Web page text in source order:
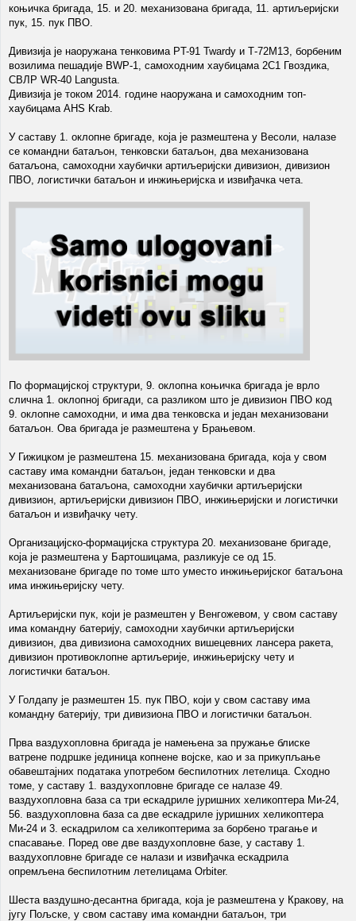
коњичка бригада, 15. и 20. механизована бригада, 11. артиљеријски
пук, 15. пук ПВО.
Дивизија је наоружана тенковима PT-91 Twardy и Т-72М1З, борбеним
возилима пешадије BWP-1, самоходним хаубицама 2С1 Гвоздика,
СВЛР WR-40 Langusta.
Дивизија је током 2014. године наоружана и самоходним топ-
хаубицама AHS Krab.
У саставу 1. оклопне бригаде, која је размештена у Весоли, налазе
се командни батаљон, тенковски батаљон, два механизована
батаљона, самоходни хаубички артиљеријски дивизион, дивизион
ПВО, логистички батаљон и инжињеријска и извиђачка чета.
По формацијској структури, 9. оклопна коњичка бригада је врло
слична 1. оклопној бригади, са разликом што је дивизион ПВО код
9. оклопне самоходни, и има два тенковска и један механизовани
батаљон. Ова бригада је размештена у Брањевом.
У Гижицком је размештена 15. механизована бригада, која у свом
саставу има командни батаљон, један тенковски и два
механизована батаљона, самоходни хаубички артиљеријски
дивизион, артиљеријски дивизион ПВО, инжињеријски и логистички
батаљон и извиђачку чету.
Организацијско-формацијска структура 20. механизоване бригаде,
која је размештена у Бартошицама, разликује се од 15.
механизоване бригаде по томе што уместо инжињеријског батаљона
има инжињеријску чету.
Артиљеријски пук, који је размештен у Венгожевом, у свом саставу
има командну батерију, самоходни хаубички артиљеријски
дивизион, два дивизиона самоходних вишецевних лансера ракета,
дивизион противоклопне артиљерије, инжињеријску чету и
логистички батаљон.
У Голдапу је размештен 15. пук ПВО, који у свом саставу има
командну батерију, три дивизиона ПВО и логистички батаљон.
Прва ваздухопловна бригада је намењена за пружање блиске
ватрене подршке јединица копнене војске, као и за прикупљање
обавештајних података употребом беспилотних летелица. Сходно
томе, у саставу 1. ваздухопловне бригаде се налазе 49.
ваздухопловна база са три ескадриле јуришних хеликоптера Ми-24,
56. ваздухопловна база са две ескадриле јуришних хеликоптера
Ми-24 и 3. ескадрилом са хеликоптерима за борбено трагање и
спасавање. Поред ове две ваздухопловне базе, у саставу 1.
ваздухопловне бригаде се налази и извиђачка ескадрила
опремљена беспилотним летелицама Orbiter.
Шеста ваздушно-десантна бригада, која је размештена у Кракову, на
југу Пољске, у свом саставу има командни батаљон, три